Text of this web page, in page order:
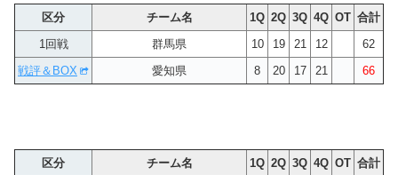
区分 チーム名 1Q 2Q 3Q 4Q OT 合計
1回戦
群馬県 10 19 21 12
62
戦評＆BOX
愛知県 8 20 17 21 66
区分 チーム名 1Q 2Q 3Q 4Q OT 合計